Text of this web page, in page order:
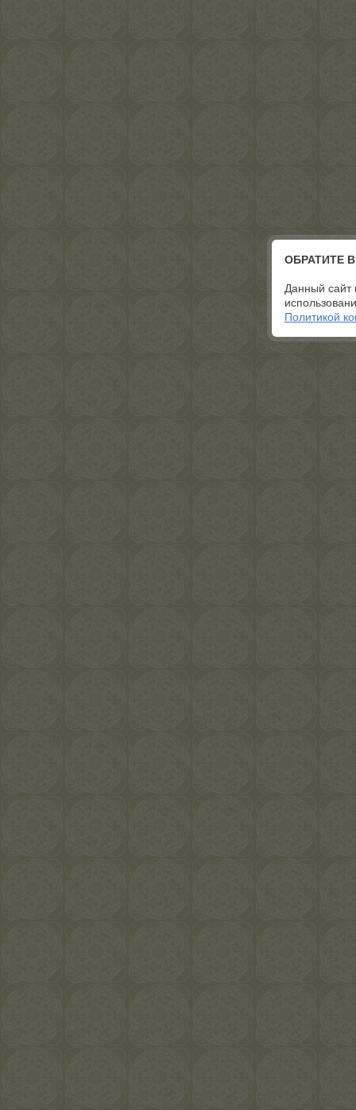
ОБРАТИТЕ
Данный сайт
Политикой